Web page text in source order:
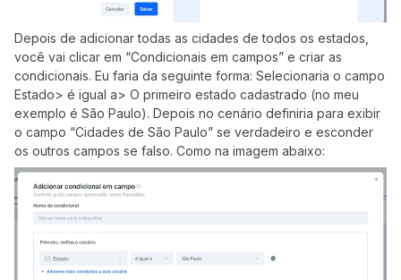
Depois de adicionar todas as cidades de todos os estados,
você vai clicar em “Condicionais em campos” e criar as
condicionais. Eu faria da seguinte forma: Selecionaria o campo
Estado> é igual a> O primeiro estado cadastrado (no meu
exemplo é São Paulo). Depois no cenário definiria para exibir
o campo “Cidades de São Paulo” se verdadeiro e esconder
os outros campos se falso. Como na imagem abaixo: